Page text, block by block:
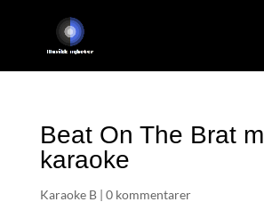
Beat On The Brat
karaoke
Karaoke B| 0 kommentarer